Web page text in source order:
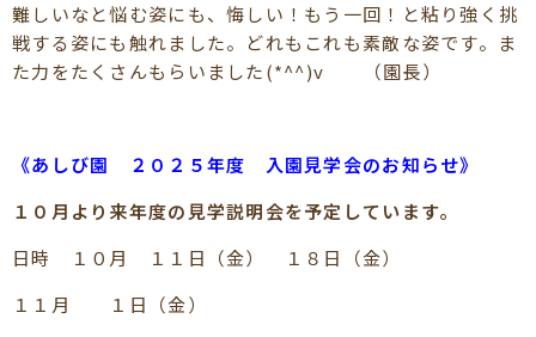
難しいなと悩む姿にも、悔しい！もう一回！と粘り強く挑
戦する姿にも触れました。どれもこれも素敵な姿です。ま
た力をたくさんもらいました(*^^)v （園長）
《あしび園 ２０２５年度 入園見学会のお知らせ》
１０月より来年度の見学説明会を予定しています。
日時 １０月 １１日（金） １８日（金）
１１月 １日（金）